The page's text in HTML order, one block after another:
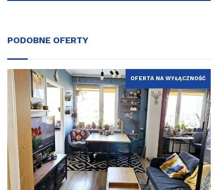
PODOBNE OFERTY
OFERTA NA WYŁĄCZNOŚĆ